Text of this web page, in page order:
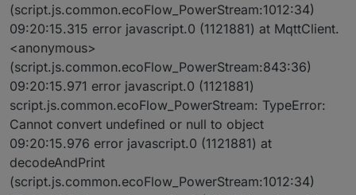
(script.js.common.ecoFlow_PowerStream:1012:34)
09:20:15.315 error javascript.0 (1121881) at MqttClient.
<anonymous>
(script.js.common.ecoFlow_PowerStream:843:36)
09:20:15.971 error javascript.0 (1121881)
script.js.common.ecoFlow_PowerStream: TypeError:
Cannot convert undefined or null to object
09:20:15.976 error javascript.0 (1121881) at
decodeAndPrint
(script.js.common.ecoFlow_PowerStream:1012:34)